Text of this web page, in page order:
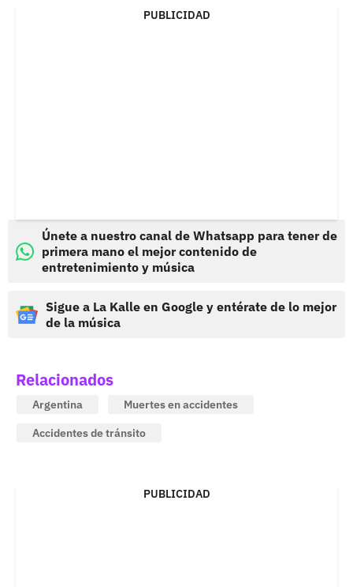
PUBLICIDAD
Únete a nuestro canal de Whatsapp para tener de
primera mano el mejor contenido de
entretenimiento y música
Sigue a La Kalle en Google y entérate de lo mejor
de la música
Relacionados
Argentina
Muertes en accidentes
Accidentes de tránsito
PUBLICIDAD